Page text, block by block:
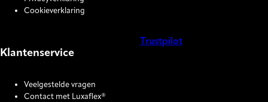
Cookieverklaring
Klantenservice
Veelgestelde vragen
Contact met Luxaflex®
Trustpilot